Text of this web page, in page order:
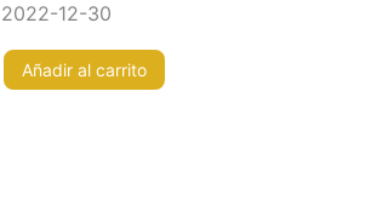
2022-12-30
Añadir al carrito